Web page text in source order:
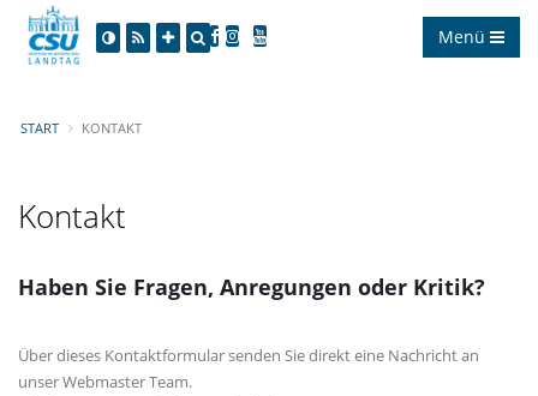
Menü
START KONTAKT
Kontakt
Haben Sie Fragen, Anregungen oder Kritik?
Über dieses Kontaktformular senden Sie direkt eine Nachricht an
unser Webmaster Team.